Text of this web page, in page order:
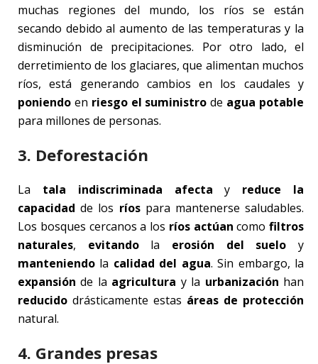
muchas regiones del mundo, los ríos se están
secando debido al aumento de las temperaturas y la
disminución de precipitaciones. Por otro lado, el
derretimiento de los glaciares, que alimentan muchos
ríos, está generando cambios en los caudales y
poniendo en riesgo el suministro de agua potable
para millones de personas.
3. Deforestación
La tala indiscriminada afecta y reduce la
capacidad de los ríospara mantenerse saludables.
Los bosques cercanos a los ríos actúan como filtros
naturales, evitandola erosión del suelo y
manteniendo la calidad del agua. Sin embargo, la
expansión de la agricultura y la urbanización han
reducido drásticamente estas áreas de protección
natural.
4. Grandes presas